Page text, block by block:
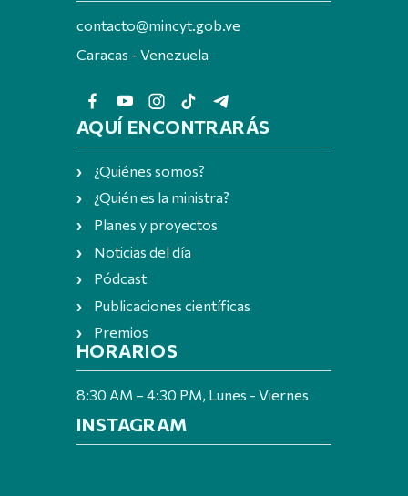
contacto@mincyt.gob.ve
Caracas - Venezuela
AQUÍ ENCONTRARÁS
¿Quiénes somos?
¿Quién es la ministra?
Planes y proyectos
Noticias del día
Pódcast
Publicaciones científicas
Premios
HORARIOS
8:30 AM – 4:30 PM, Lunes - Viernes
INSTAGRAM